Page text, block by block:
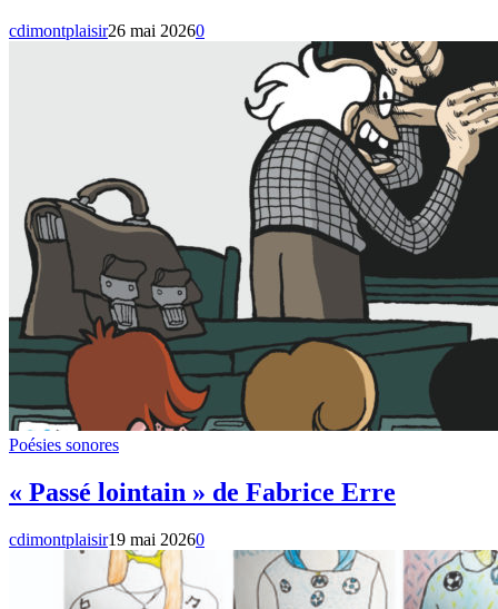
cdimontplaisir26 mai 20260
Poésies sonores
« Passé lointain » de Fabrice Erre
cdimontplaisir19 mai 20260